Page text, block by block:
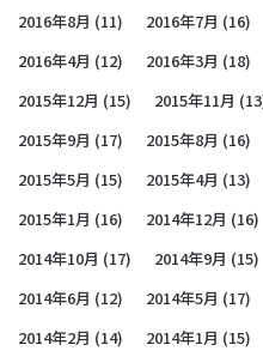
2016年8月 (11) 2016年7月 (16)
2016年4月 (12) 2016年3月 (18)
2015年12月 (15) 2015年11月
2015年9月 (17) 2015年8月 (16)
2015年5月 (15) 2015年4月 (13)
2015年1月 (16) 2014年12月 (16)
2014年10月 (17) 2014年9月 (15)
2014年6月 (12) 2014年5月 (17)
2014年2月 (14) 2014年1月 (15)